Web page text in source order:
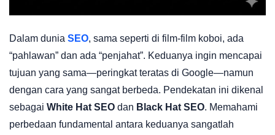
Dalam dunia SEO, sama seperti di film-film koboi, ada
“pahlawan” dan ada “penjahat”. Keduanya ingin mencapai
tujuan yang sama—peringkat teratas di Google—namun
dengan cara yang sangat berbeda. Pendekatan ini dikenal
sebagai White Hat SEO dan Black Hat SEO. Memahami
perbedaan fundamental antara keduanya sangatlah